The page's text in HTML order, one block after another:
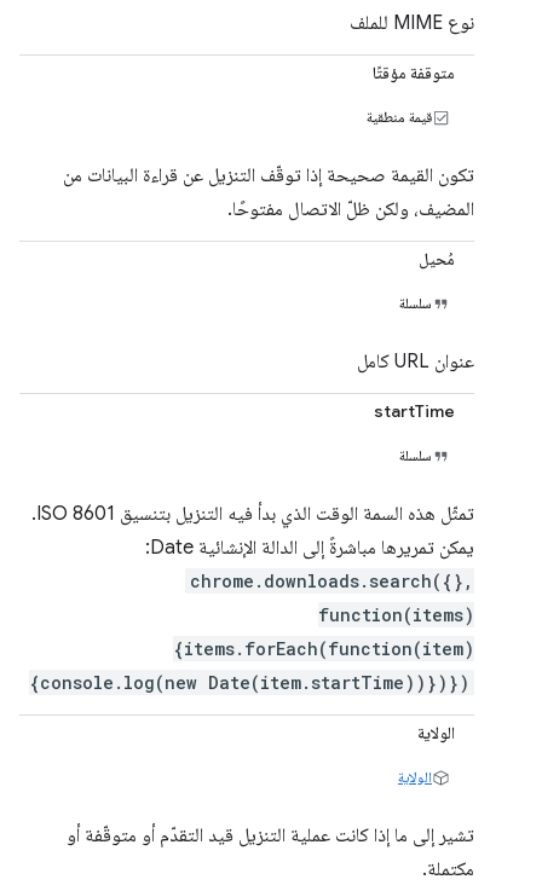
نوع MIME للملف
متوقفة مؤقتًا
قيمة منطقية
تكون القيمة صحيحة إذا توقّف التنزيل عن قراءة البيانات من
المضيف، ولكن ظلّ الاتصال مفتوحًا.
مُحيل
سلسلة
عنوان URL كامل
startTime
سلسلة
تمثّل هذه السمة الوقت الذي بدأ فيه التنزيل بتنسيق ISO 8601.
يمكن تمريرها مباشرةً إلى الدالة الإنشائية Date:
chrome.downloads.search({},
function(items)
{items.forEach(function(item)
{console.log(new Date(item.startTime))})})
الولاية
الولاية
تشير إلى ما إذا كانت عملية التنزيل قيد التقدّم أو متوقّفة أو
مكتملة.